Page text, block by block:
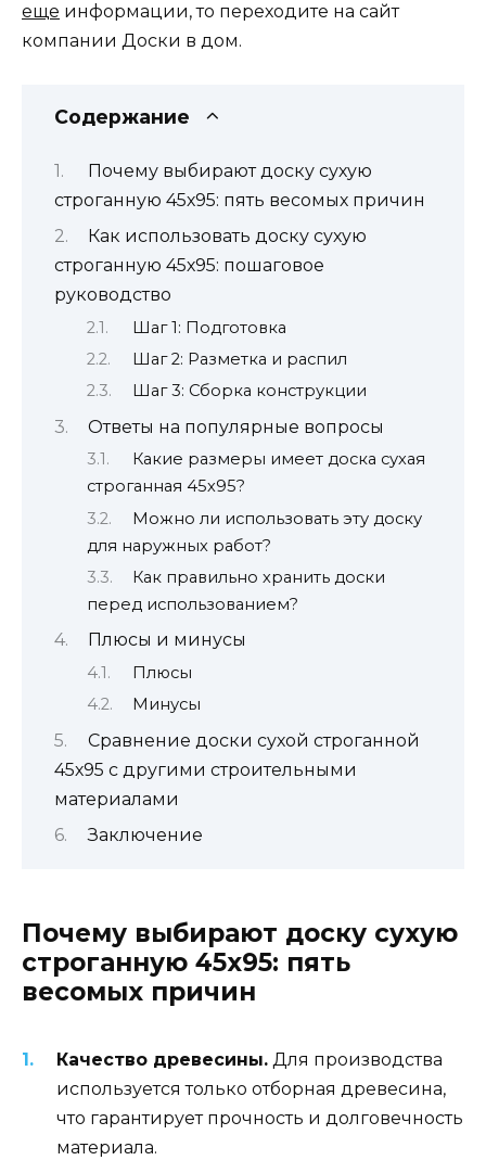
еще информации, то переходите на сайт
компании Доски в дом.
Содержание
Почему выбирают доску сухую
строганную 45х95: пять весомых причин
Как использовать доску сухую
строганную 45х95: пошаговое
руководство
Шаг 1: Подготовка
Шаг 2: Разметка и распил
Шаг 3: Сборка конструкции
Ответы на популярные вопросы
Какие размеры имеет доска сухая
строганная 45х95?
Можно ли использовать эту доску
для наружных работ?
Как правильно хранить доски
перед использованием?
Плюсы и минусы
Плюсы
Минусы
Сравнение доски сухой строганной
45х95 с другими строительными
материалами
Заключение
Почему выбирают доску сухую
строганную 45х95: пять
весомых причин
Качество древесины. Для производства
используется только отборная древесина,
что гарантирует прочность и долговечность
материала.